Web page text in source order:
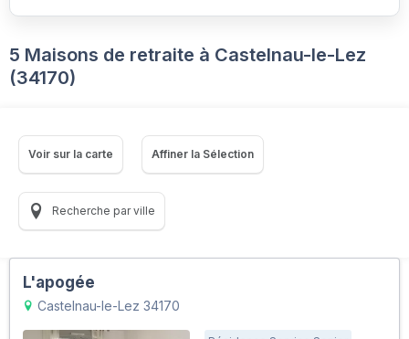
5 Maisons de retraite à Castelnau-le-Lez
(34170)
Voir sur la carte Affiner la Sélection
Recherche par ville
L'apogée
Castelnau-le-Lez 34170